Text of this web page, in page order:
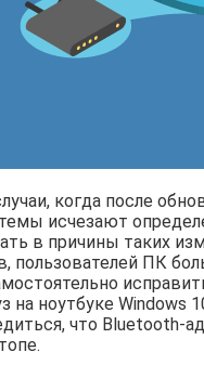
когда после
исчезают
в причины таких
пользователей ПК
на ноутбуке Windows
что Bluetooth-